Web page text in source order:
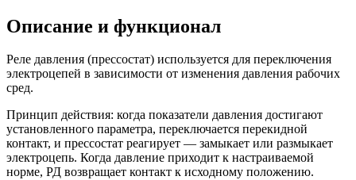
Описание и функционал
Реле давления (прессостат) используется для переключения
электроцепей в зависимости от изменения давления рабочих
сред.
Принцип действия: когда показатели давления достигают
установленного параметра, переключается перекидной
контакт, и прессостат реагирует — замыкает или размыкает
электроцепь. Когда давление приходит к настраиваемой
норме, РД возвращает контакт к исходному положению.